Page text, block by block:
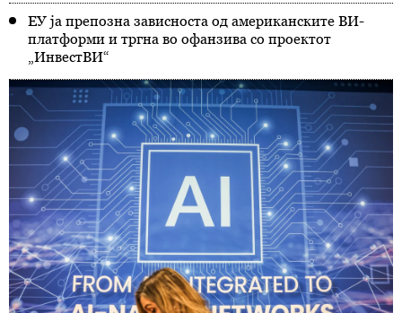
ЕУ ја препозна зависноста од американските ВИ-
платформи и тргна во офанзива со проектот
„ИнвестВИ“